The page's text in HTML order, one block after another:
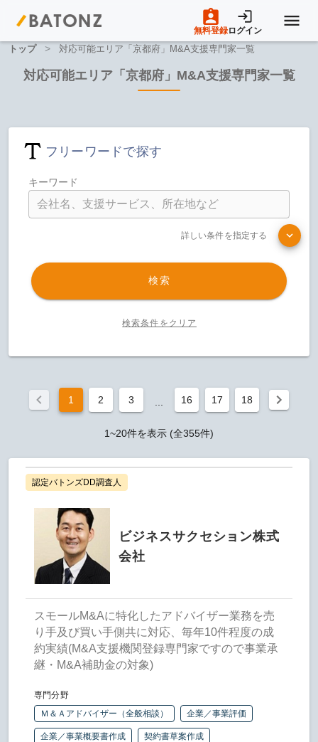
無料登録ログイン
売りたい方へ
買いたい方へ
M&A専門家の方へ
トップ > 対応可能エリア「京都府」M&A支援専門家一覧
対応可能エリア「京都府」M&A支援専門家一覧
フリーワードで探す
キーワード
詳しい条件を指定する
検索
検索条件をクリア
1 2 3 16 17 18
1~20件を表示 (全355件)
認定バトンズDD調査人
ビジネスサクセション株式
会社
スモールM&Aに特化したアドバイザー業務を売
り手及び買い手側共に対応、毎年10件程度の成
約実績(M&A支援機関登録専門家ですので事業承
継・M&A補助金の対象)
専門分野
Ｍ＆Ａアドバイザー（全般相談）
企業／事業評価
企業／事業概要書作成 契約書草案作成